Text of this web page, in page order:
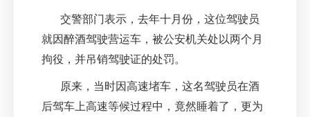
交警部门表示，去年十月份，这位驾驶员
就因醉酒驾驶营运车，被公安机关处以两个月
拘役，并吊销驾驶证的处罚。
原来，当时因高速堵车，这名驾驶员在酒
后驾车上高速等候过程中，竟然睡着了，更为